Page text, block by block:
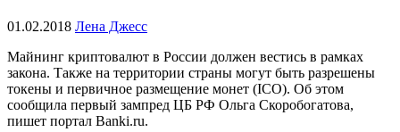
01.02.2018 Лена Джесс
Майнинг криптовалют в России должен вестись в рамках
закона. Также на территории страны могут быть разрешены
токены и первичное размещение монет (ICO). Об этом
сообщила первый зампред ЦБ РФ Ольга Скоробогатова,
пишет портал Banki.ru.